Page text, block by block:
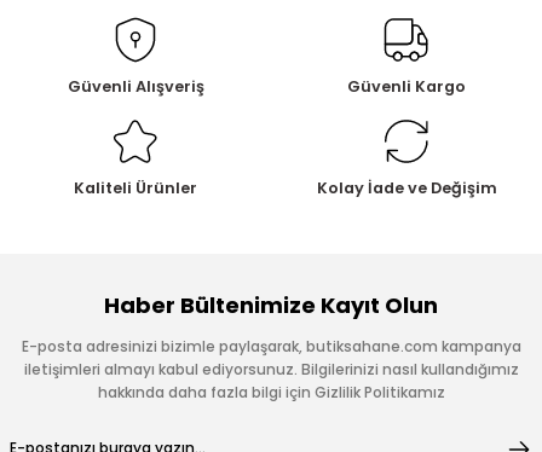
Güvenli Alışveriş Güvenli Kargo
Kaliteli Ürünler Kolay İade ve Değişim
Haber Bültenimize Kayıt Olun
E-posta adresinizi bizimle paylaşarak, butiksahane.com kampanya
iletişimleri almayı kabul ediyorsunuz. Bilgilerinizi nasıl kullandığımız
hakkında daha fazla bilgi için Gizlilik Politikamız